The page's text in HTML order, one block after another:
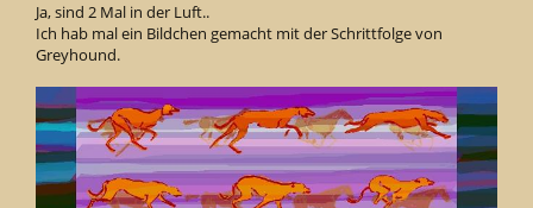
Ja, sind 2 Mal in der Luft..
Ich hab mal ein Bildchen gemacht mit der Schrittfolge von
Greyhound.